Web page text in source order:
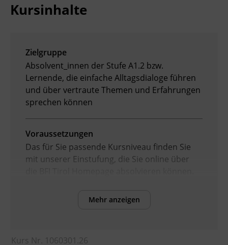
Kursinhalte
Zielgruppe
Absolvent_innen der Stufe A1.2 bzw.
Lernende, die einfache Alltagsdialoge führen
und über vertraute Themen und Erfahrungen
sprechen können
Voraussetzungen
Das für Sie passende Kursniveau finden Sie
mit unserer Einstufung, die Sie online über
Arbeitsmarkt
Mehr anzeigen
Kurs Nr. 1060301.26